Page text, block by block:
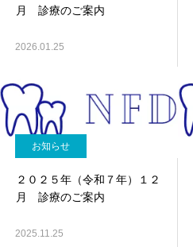
月 診療のご案内
2026.01.25
お知らせ
２０２５年（令和７年）１２
月 診療のご案内
2025.11.25